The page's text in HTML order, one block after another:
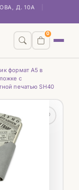
Д. 10А
0
формат А5 в
с
печатью SH40
♡